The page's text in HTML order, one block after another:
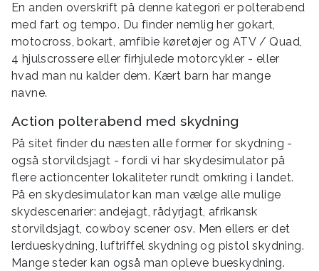
En anden overskrift på denne kategori er polterabend
med fart og tempo. Du finder nemlig her gokart,
motocross, bokart, amfibie køretøjer og ATV / Quad,
4 hjulscrossere eller firhjulede motorcykler - eller
hvad man nu kalder dem. Kært barn har mange
navne.
Action polterabend med skydning
På sitet finder du næsten alle former for skydning -
også storvildsjagt - fordi vi har skydesimulator på
flere actioncenter lokaliteter rundt omkring i landet.
På en skydesimulator kan man vælge alle mulige
skydescenarier: andejagt, rådyrjagt, afrikansk
storvildsjagt, cowboy scener osv. Men ellers er det
lerdueskydning, luftriffel skydning og pistol skydning.
Mange steder kan også man opleve bueskydning.